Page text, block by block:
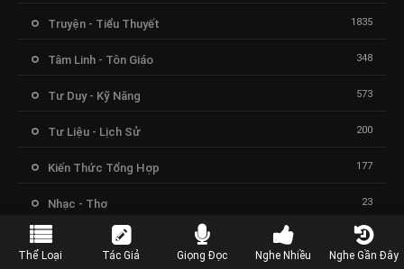
Truyện - Tiểu Thuyết 1835
Tâm Linh - Tôn Giáo 348
Tư Duy - Kỹ Năng 573
Tư Liệu - Lịch Sử 200
Kiến Thức Tổng Hợp 177
Nhạc - Thơ 23
Thể Loại Tác Giả Giọng Đọc Nghe Nhiều Nghe Gần Đây